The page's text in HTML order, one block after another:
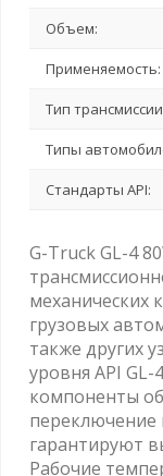
Объем:
Применяемость:
Тип
Типы
Стандарты API:
G-Truck GL-4
механических
грузовых
также других
уровня API
компоненты
переключение
гарантируют
Рабочие